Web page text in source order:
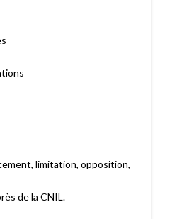
limitation, opposition,
de la CNIL.